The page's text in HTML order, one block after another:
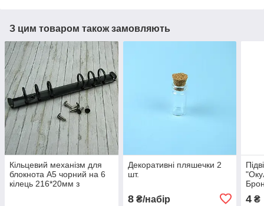
З цим товаром також замовляють
Кільцевий механізм для
блокнота А5 чорний на 6
кілець 216*20мм з
Декоративні пляшечки 2
шт.
8₴/набір 4 ₴